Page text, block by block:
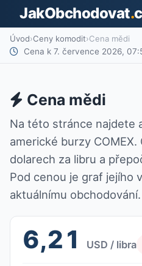
JakObchodovat.
Úvod›Ceny komodit›Cena mědi
Cena k 7. července 2026,
Cena mědi
Na této stránce najdete
americké burzy COMEX.
dolarech za libru a
Pod cenou je graf jejího
aktuálnímu obchodování.
6,21 USD / libra